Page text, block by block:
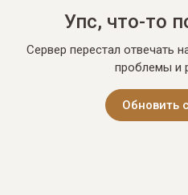
Упс, что-то
Сервер перестал отвечать
проблемы и
Обновить